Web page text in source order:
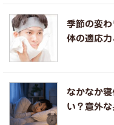
季節の変
体の適応
なかなか
い？意外